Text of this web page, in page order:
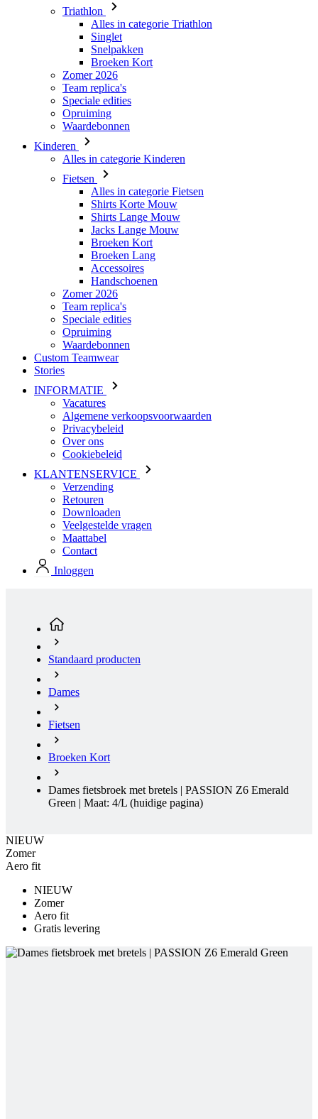
Triathlon
Alles in categorie Triathlon
Singlet
Snelpakken
Broeken Kort
Zomer 2026
Team replica's
Speciale edities
Opruiming
Waardebonnen
Kinderen
Alles in categorie Kinderen
Fietsen
Alles in categorie Fietsen
Shirts Korte Mouw
Shirts Lange Mouw
Jacks Lange Mouw
Broeken Kort
Broeken Lang
Accessoires
Handschoenen
Zomer 2026
Team replica's
Speciale edities
Opruiming
Waardebonnen
Custom Teamwear
Stories
INFORMATIE
Vacatures
Algemene verkoopsvoorwaarden
Privacybeleid
Over ons
Cookiebeleid
KLANTENSERVICE
Verzending
Retouren
Downloaden
Veelgestelde vragen
Maattabel
Contact
Inloggen
Standaard producten
Dames
Fietsen
Broeken Kort
Dames fietsbroek met bretels | PASSION Z6 Emerald
Green | Maat: 4/L (huidige pagina)
NIEUW
Zomer
Aero fit
NIEUW
Zomer
Aero fit
Gratis levering